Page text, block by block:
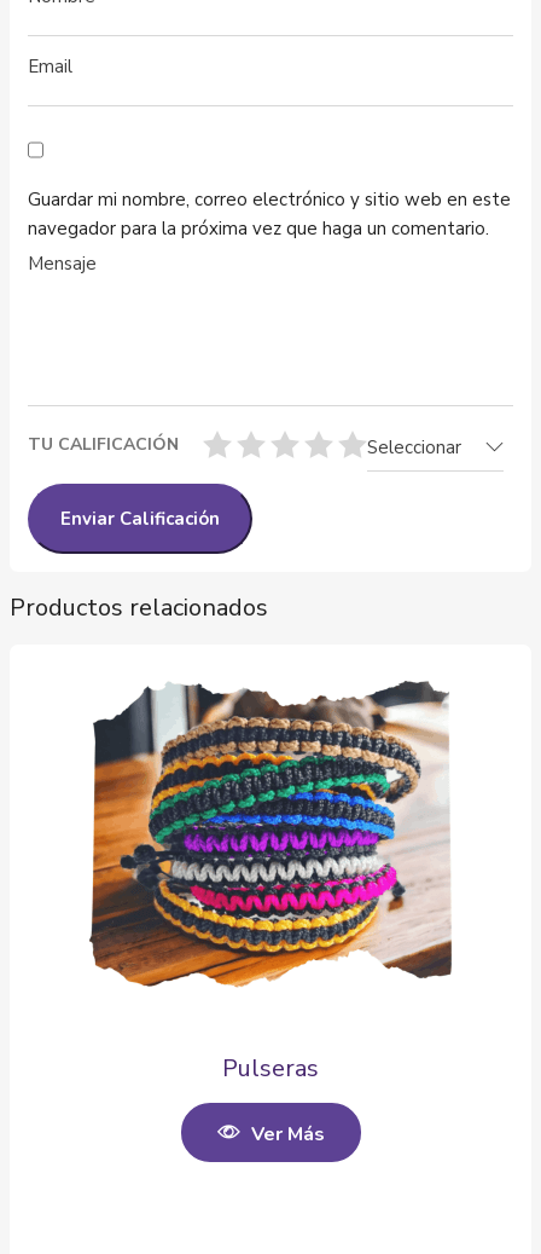
Guardar mi nombre, correo electrónico y sitio web en este
navegador para la próxima vez que haga un comentario.
TU CALIFICACIÓN Seleccionar
Productos relacionados
Pulseras
Ver Más